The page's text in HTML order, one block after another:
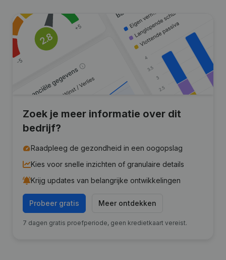
Zoek je meer informatie over dit
bedrijf?
Raadpleeg de gezondheid in een oogopslag
Kies voor snelle inzichten of granulaire details
Krijg updates van belangrijke ontwikkelingen
Probeer gratis Meer ontdekken
7 dagen gratis proefperiode, geen kredietkaart vereist.